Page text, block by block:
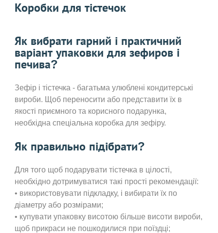
Коробки для тістечок
Як вибрати гарний і практичний
варіант упаковки для зефиров і
печива?
Зефір і тістечка - багатьма улюблені кондитерські
вироби. Щоб переносити або представити їх в
якості приємного та корисного подарунка,
необхідна спеціальна коробка для зефіру.
Як правильно підібрати?
Для того щоб подарувати тістечка в цілості,
необхідно дотримуватися такі прості рекомендації:
• використовувати підкладку, і вибирати їх по
діаметру або розмірами;
• купувати упаковку висотою більше висоти вироби,
щоб прикраси не пошкодилися при поїздці;